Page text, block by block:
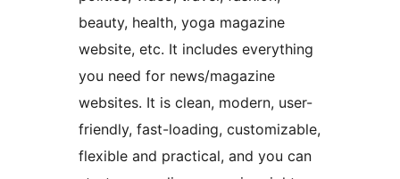
beauty, health, yoga magazine
website, etc. It includes everything
you need for news/magazine
websites. It is clean, modern, user-
friendly, fast-loading, customizable,
flexible and practical, and you can